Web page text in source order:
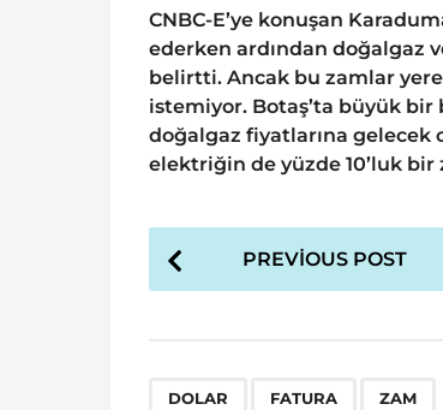
CNBC-E’ye konuşan
ederken ardından doğalgaz
belirtti. Ancak bu zamlar
istemiyor. Botaş’ta büyük
doğalgaz fiyatlarına gelecek
elektriğin de yüzde 10’luk bir
P
o
P
PREVIOUS POST
DOLAR FATURA ZAM